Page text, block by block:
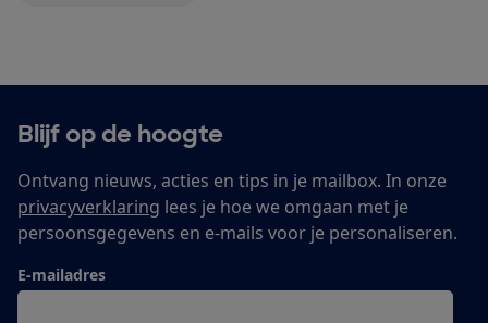
Blijf op de hoogte
Ontvang nieuws, acties en tips in je mailbox. In onze
privacyverklaring lees je hoe we omgaan met je
persoonsgegevens en e-mails voor je personaliseren.
E-mailadres